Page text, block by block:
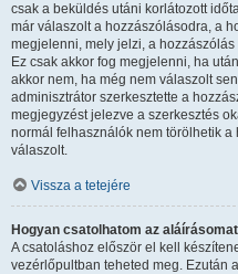
csak a beküldés utáni korlátozott
már válaszolt a hozzászólásodra, a
megjelenni, mely jelzi, a
Ez csak akkor fog megjelenni, ha
akkor nem, ha még nem válaszolt
adminisztrátor szerkesztette a
megjegyzést jelezve a szerkesztés
normál felhasználók nem törölhetik
válaszolt.
Vissza a tetejére
Hogyan csatolhatom az
A csatoláshoz először el kell
vezérlőpultban teheted meg. Ezután